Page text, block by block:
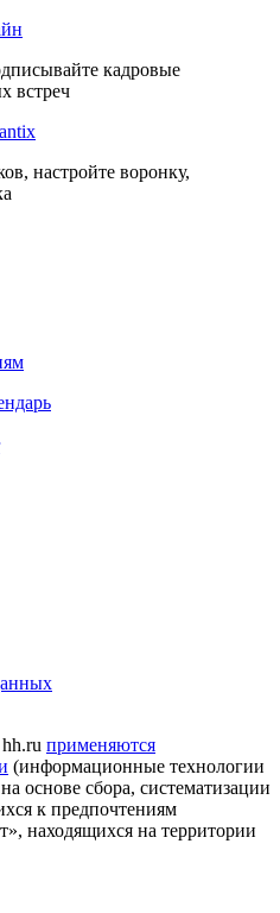
кадровые
встреч
настройте воронку,
применяются
(информационные технологии
основе сбора, систематизации
к предпочтениям
находящихся на территории